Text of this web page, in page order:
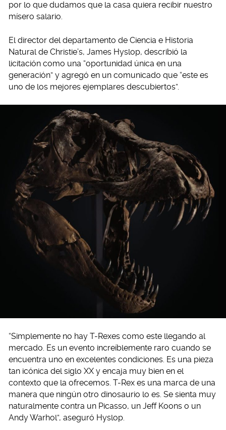
por lo que dudamos que la casa quiera recibir nuestro
mísero salario.
El director del departamento de Ciencia e Historia
Natural de Christie’s, James Hyslop, describió la
licitación como una “oportunidad única en una
generación” y agregó en un comunicado que “este es
uno de los mejores ejemplares descubiertos”.
“Simplemente no hay T-Rexes como este llegando al
mercado. Es un evento increíblemente raro cuando se
encuentra uno en excelentes condiciones. Es una pieza
tan icónica del siglo XX y encaja muy bien en el
contexto que la ofrecemos. T-Rex es una marca de una
manera que ningún otro dinosaurio lo es. Se sienta muy
naturalmente contra un Picasso, un Jeff Koons o un
Andy Warhol”, aseguró Hyslop.